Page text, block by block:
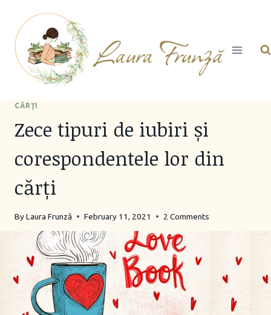
content
CĂRŢI
Zece tipuri de iubiri și
corespondentele lor din
cărți
ByLaura Frunză February 11, 2021 2 Comments